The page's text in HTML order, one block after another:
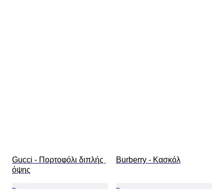
Gucci - Πορτοφόλι διπλής
όψης
Burberry - Κασκόλ